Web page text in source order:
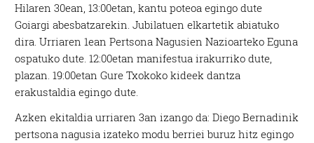
Hilaren 30ean, 13:00etan, kantu poteoa egingo dute
Goiargi abesbatzarekin. Jubilatuen elkartetik abiatuko
dira. Urriaren 1ean Pertsona Nagusien Nazioarteko Eguna
ospatuko dute. 12:00etan manifestua irakurriko dute,
plazan. 19:00etan Gure Txokoko kideek dantza
erakustaldia egingo dute.
Azken ekitaldia urriaren 3an izango da: Diego Bernadinik
pertsona nagusia izateko modu berriei buruz hitz egingo